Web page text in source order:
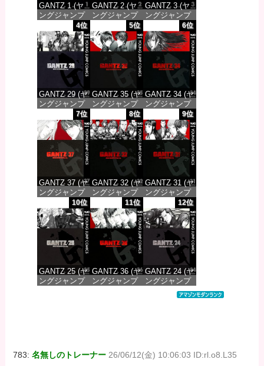
GANTZ 1 (ヤ
ングジャンプ
コミックス
DIGITAL)
価格：¥617
GANTZ 2 (ヤ
ングジャンプ
コミックス
DIGITAL)
価格：¥617
GANTZ 3 (ヤ
ングジャンプ
コミックス
DIGITAL)
価格：¥617
4位
GANTZ 29 (ヤ
ングジャンプ
コミックス
DIGITAL)
価格：¥647
5位
GANTZ 35 (ヤ
ングジャンプ
コミックス
DIGITAL)
価格：¥647
6位
GANTZ 34 (ヤ
ングジャンプ
コミックス
DIGITAL)
価格：¥647
7位
GANTZ 37 (ヤ
ングジャンプ
コミックス
DIGITAL)
価格：¥647
8位
GANTZ 32 (ヤ
ングジャンプ
コミックス
DIGITAL)
価格：¥647
9位
GANTZ 31 (ヤ
ングジャンプ
コミックス
DIGITAL)
価格：¥647
10位
GANTZ 25 (ヤ
ングジャンプ
11位
GANTZ 36 (ヤ
ングジャンプ
12位
GANTZ 24 (ヤ
ングジャンプ
コミックス
783:名無しのトレーナー 26/06/12(金) 10:06:03 ID:rl.o8.L35